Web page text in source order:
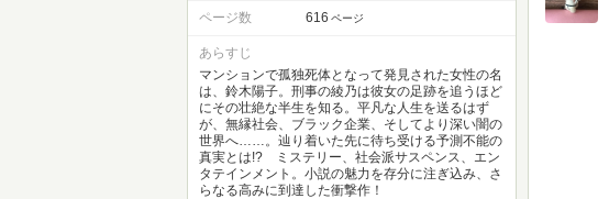
ページ数 616 ページ
あらすじ
マンションで孤独死体となって発見された女性の名
は、鈴木陽子。刑事の綾乃は彼女の足跡を追うほど
にその壮絶な半生を知る。平凡な人生を送るはず
が、無縁社会、ブラック企業、そしてより深い闇の
世界へ……。辿り着いた先に待ち受ける予測不能の
真実とは!? ミステリー、社会派サスペンス、エン
タテインメント。小説の魅力を存分に注ぎ込み、さ
らなる高みに到達した衝撃作！